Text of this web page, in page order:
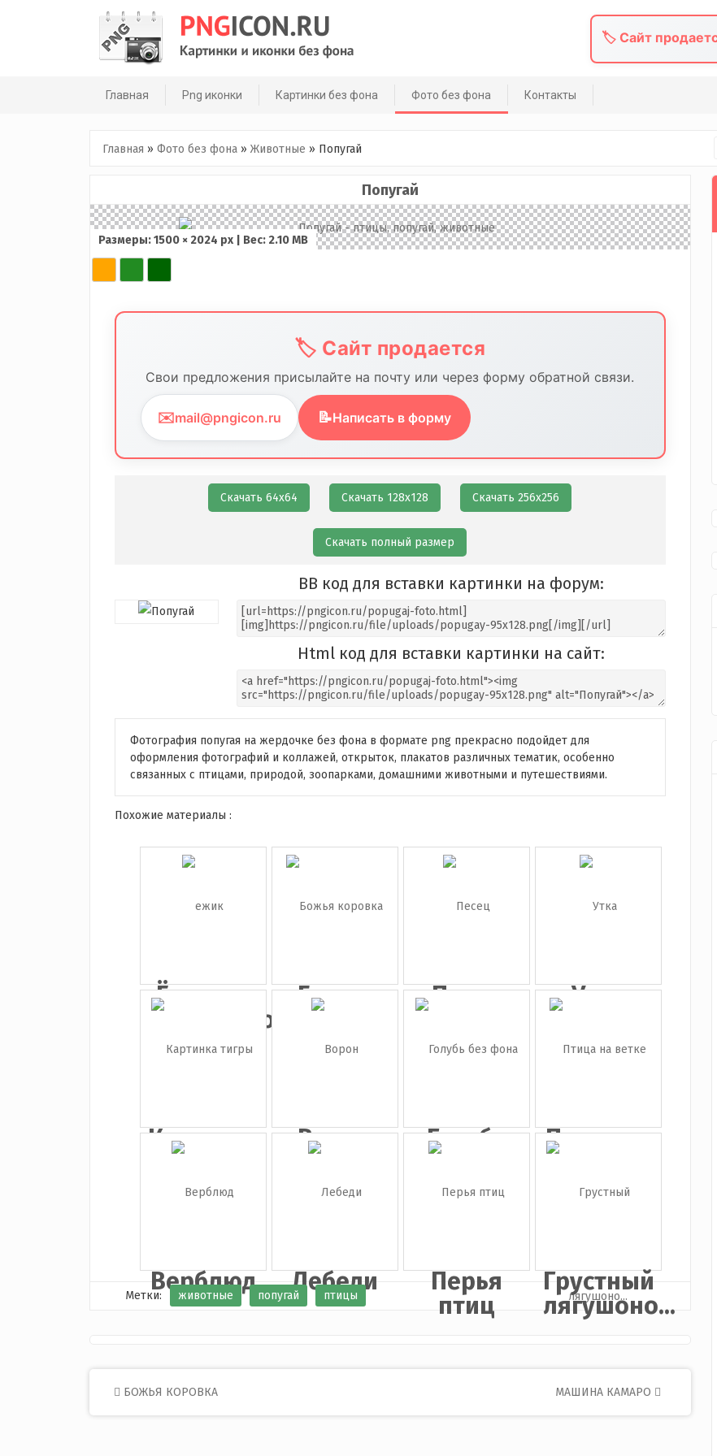
🏷️ Сайт
Главная Png иконки Картинки без фона Фото без фона Контакты
Главная » Фото без фона» Животные » Попугай
Попугай
Размеры: 1500 × 2024 px | Вес: 2.10 MB
🏷️ Сайт продается
Свои предложения присылайте на почту или через форму обратной связи.
✉️mail@pngicon.ru 📝Написать в форму
Скачать 64х64 Скачать 128х128 Скачать 256х256
Скачать полный размер
BB код для вставки картинки на форум:
Html код для вставки картинки на сайт:
Фотография попугая на жердочке без фона в формате png прекрасно подойдет для
оформления фотографий и коллажей, открыток, плакатов различных тематик, особенно
связанных с птицами, природой, зоопарками, домашними животными и путешествиями.
Похожие материалы :
Ёжик на
прозрачно...
Божья
коровка
Песец Утка
Картинка
тигры
на...
Ворон
Голубь
без фона
Птица на
Верблюд Лебеди
Перья
птиц
Грустный
лягушоно...
Метки: животные попугай птицы
Post
navigation
БОЖЬЯ КОРОВКА МАШИНА КАМАРО